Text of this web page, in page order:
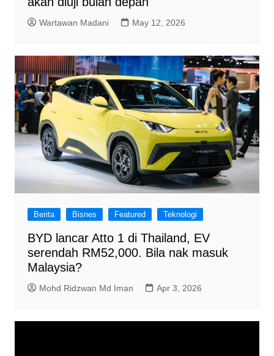
Wartawan Madani May 12, 2026
Berita Bisnes Featured Teknologi
BYD lancar Atto 1 di Thailand, EV
serendah RM52,000. Bila nak masuk
Malaysia?
Mohd Ridzwan Md Iman Apr 3, 2026